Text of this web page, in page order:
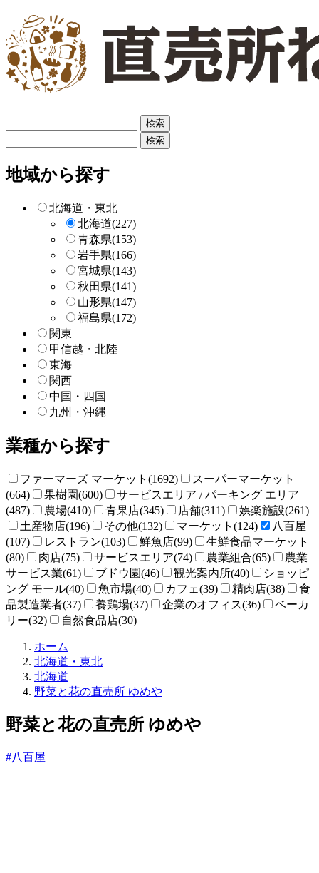
リ
ー
検
索
ー
検
地域から探す
北海道・東北
北海道(227)
青森県(153)
岩手県(166)
宮城県(143)
秋田県(141)
山形県(147)
福島県(172)
関東
甲信越・北陸
東海
関西
中国・四国
九州・沖縄
業種から探す
ファーマーズ マーケット(1692)
スーパーマーケット
(664)
果樹園(600)
サービスエリア / パーキング エリア
(487)
農場(410) 青果店(345) 店舗(311)
娯楽施設(261)
土産物店(196)
その他(132) マーケット(124)
八百屋
(107)
レストラン(103) 鮮魚店(99)
生鮮食品マーケット
(80)
肉店(75) サービスエリア(74) 農業組合(65)
農業
サービス業(61)
ブドウ園(46) 観光案内所(40)
ショッピ
ング モール(40)
魚市場(40) カフェ(39) 精肉店(38)
食
品製造業者(37)
養鶏場(37) 企業のオフィス(36)
ベーカ
リー(32)
自然食品店(30)
ホーム
売
ね
と
北海道・東北
北海道
野菜と花の直売所 ゆめや
野菜と花の直売所 ゆめや
#八百屋